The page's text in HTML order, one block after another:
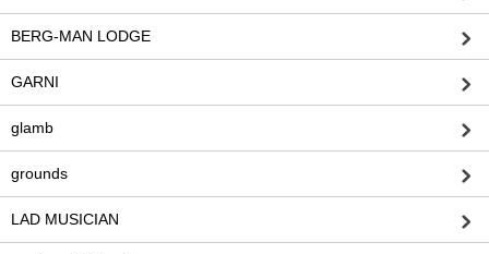
BERG-MAN LODGE
GARNI
glamb
grounds
LAD MUSICIAN